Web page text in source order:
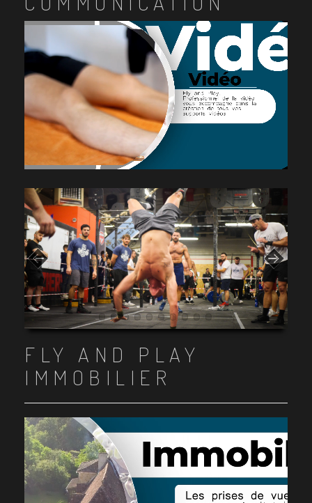
Item 1
Item 2
Item 3
Item 4
Item 5
Item 6
Item 7
Item 8
Item 9
Item 10
FLY AND PLAY
IMMOBILIER